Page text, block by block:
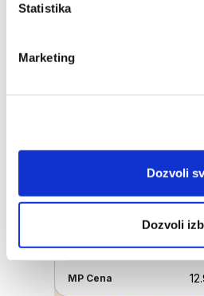
Statistika
Marketing
Dozvoli
Dozvoli
SET FILTERA ZA
MP Cena